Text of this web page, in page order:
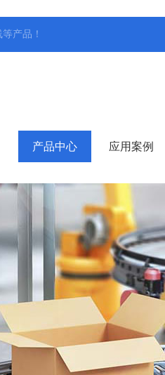
等产品！
产品中心 应用案例